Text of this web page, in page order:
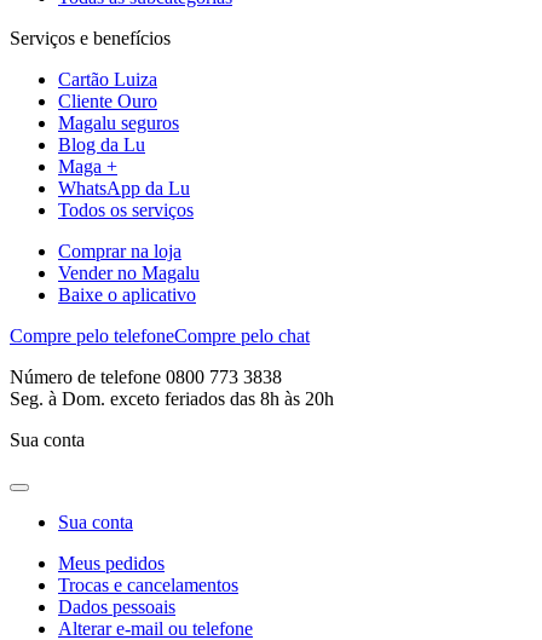
Serviços e benefícios
Cartão Luiza
Cliente Ouro
Magalu seguros
Blog da Lu
Maga +
WhatsApp da Lu
Todos os serviços
Comprar na loja
Vender no Magalu
Baixe o aplicativo
Compre pelo telefoneCompre pelo chat
Número de telefone 0800 773 3838
Seg. à Dom. exceto feriados das 8h às 20h
Sua conta
Sua conta
Meus pedidos
Trocas e cancelamentos
Dados pessoais
Alterar e-mail ou telefone